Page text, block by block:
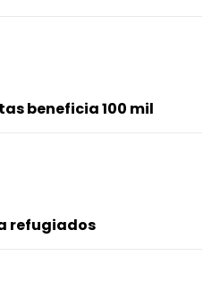
beneficia 100 mil
refugiados